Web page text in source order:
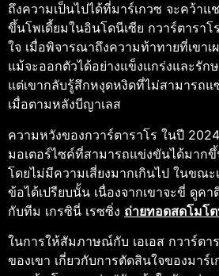
ถึงความเป็นไปได้ที่มาร์เกวซ จะคว้า
ขึ้นโพเดี้ยมในอินโดนีเซีย กวาร์ตารา
ใจ เมื่อพิจารณาถึงความท้าทายที่เขาเ
แม้จะออกตัวได้อย่างแข็งแกร่งและรัก
แต่เขากลับรู้สึกหงุดหงิดที่ไม่สามารถแ
เมื่อตามหลังบีญาเลส
ความหวังของกวาร์ตาราโร ในปี
มอเตอร์ไซค์ที่สามารถแข่งขันได้มาก
โดยไม่มีความเสี่ยงมากเกินไป ในขณะ
ข้อได้เปรียบนั้น เนื่องจากเขาจะขี่ ดูค
กับทีม เกรซินี่ เรซซิ่ง ถ่ายทอดสดโมโ
ในการให้สัมภาษณ์กับ เอเอส กวาร์ตา
ของเขา เกี่ยวกับการตัดสินใจของมาร์